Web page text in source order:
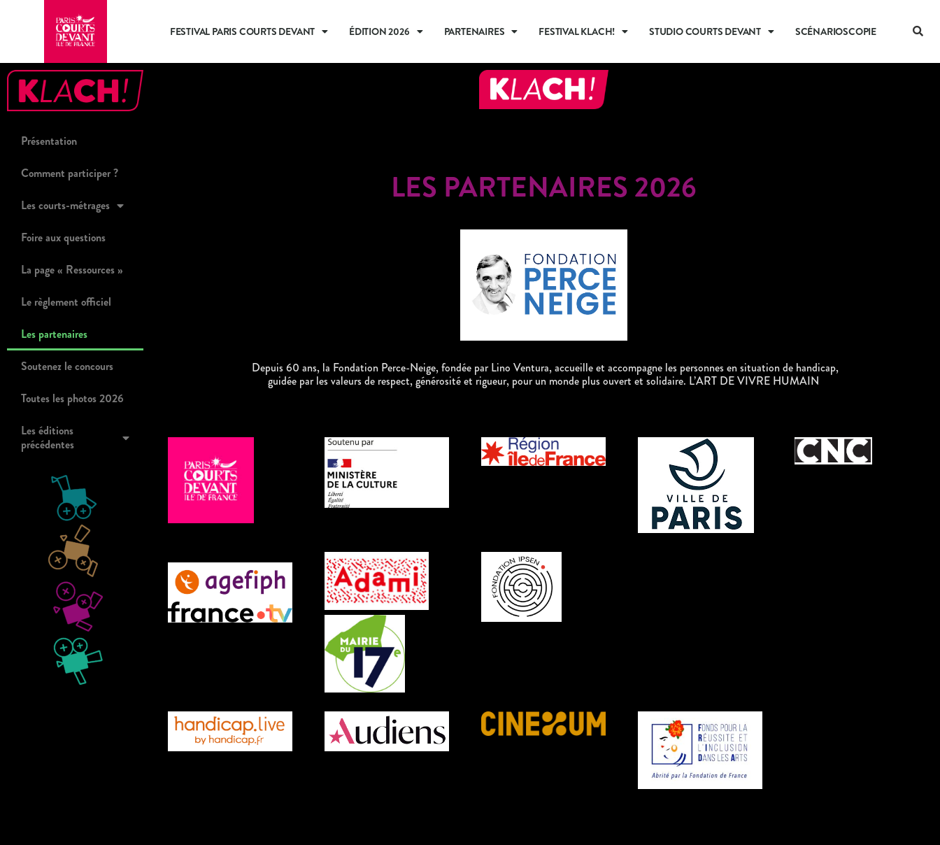
FESTIVAL PARIS COURTS DEVANT ÉDITION 2026 PARTENAIRES FESTIVAL KLACH! STUDIO COURTS DEVANT SCÉNARIOSCOPIE
Présentation
Comment participer ?
Les courts-métrages
Foire aux questions
La page « Ressources »
Le règlement officiel
Les partenaires
Soutenez le concours
Toutes les photos 2026
Les éditions
précédentes
LES PARTENAIRES 2026
Depuis 60 ans, la Fondation Perce-Neige, fondée par Lino Ventura, accueille et accompagne les personnes en situation de handicap,
guidée par les valeurs de respect, générosité et rigueur, pour un monde plus ouvert et solidaire. L’ART DE VIVRE HUMAIN